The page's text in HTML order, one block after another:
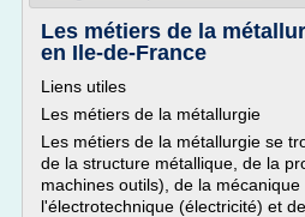
Les métiers de la
en Ile-de-France
Liens utiles
Les métiers de la métallurgie
Les métiers de la métallurgie se
de la structure métallique, de la
machines outils), de la
l'électrotechnique (électricité) et